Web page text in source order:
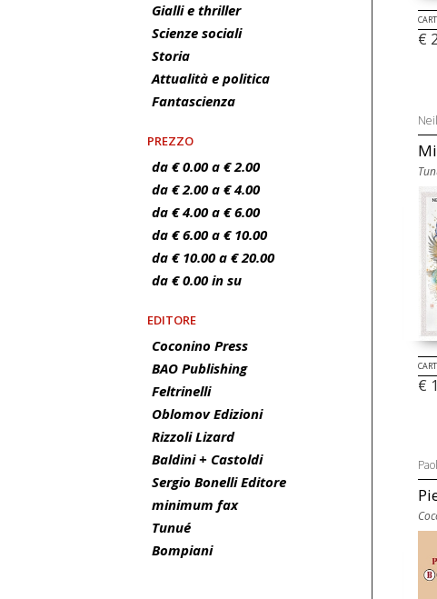
Gialli e thriller
Scienze sociali
Storia
Attualità e politica
Fantascienza
PREZZO
da € 0.00 a € 2.00
da € 2.00 a € 4.00
da € 4.00 a € 6.00
da € 6.00 a € 10.00
da € 10.00 a € 20.00
da € 0.00 in su
EDITORE
Coconino Press
BAO Publishing
Feltrinelli
Oblomov Edizioni
Rizzoli Lizard
Baldini + Castoldi
Sergio Bonelli Editore
minimum fax
Tunué
Bompiani
€
€